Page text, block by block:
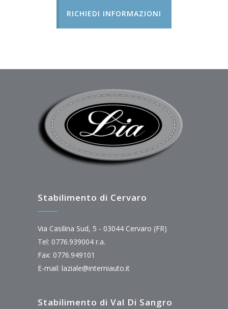
RICHIEDI INFORMAZIONI
Stabilimento di Cervaro
Via Casilina Sud, 5 - 03044 Cervaro (FR)
Tel: 0776.939004 r.a.
Fax: 0776.949101
E-mail: laziale@interniauto.it
Stabilimento di Val Di Sangro